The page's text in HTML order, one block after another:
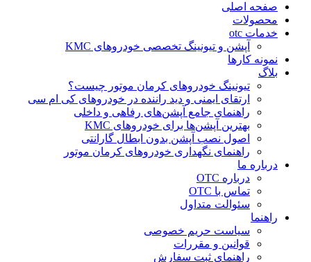
صفحه اصلی
محصولات
خدمات otc
آپشن و تیونینگ تخصصی خودروهای KMC
نمونه کارها
بلاگ
تیونینگ خودروهای کرمان موتور چیست؟
ارتقای ایمنی و دید راننده در خودروهای کی ام سی
راهنمای جامع آپشن‌های رفاهی و داخلی
بهترین آپشن‌ها برای خودروهای KMC
اصول نصب آپشن بدون ابطال گارانتی
راهنمای نگهداری خودروهای کرمان موتور
درباره ما
درباره OTC
تماس با OTC
سئوالت متداول
راهنما
سیاست حریم خصوصی
قوانین و مقررات
راهنمای ثبت سفارش